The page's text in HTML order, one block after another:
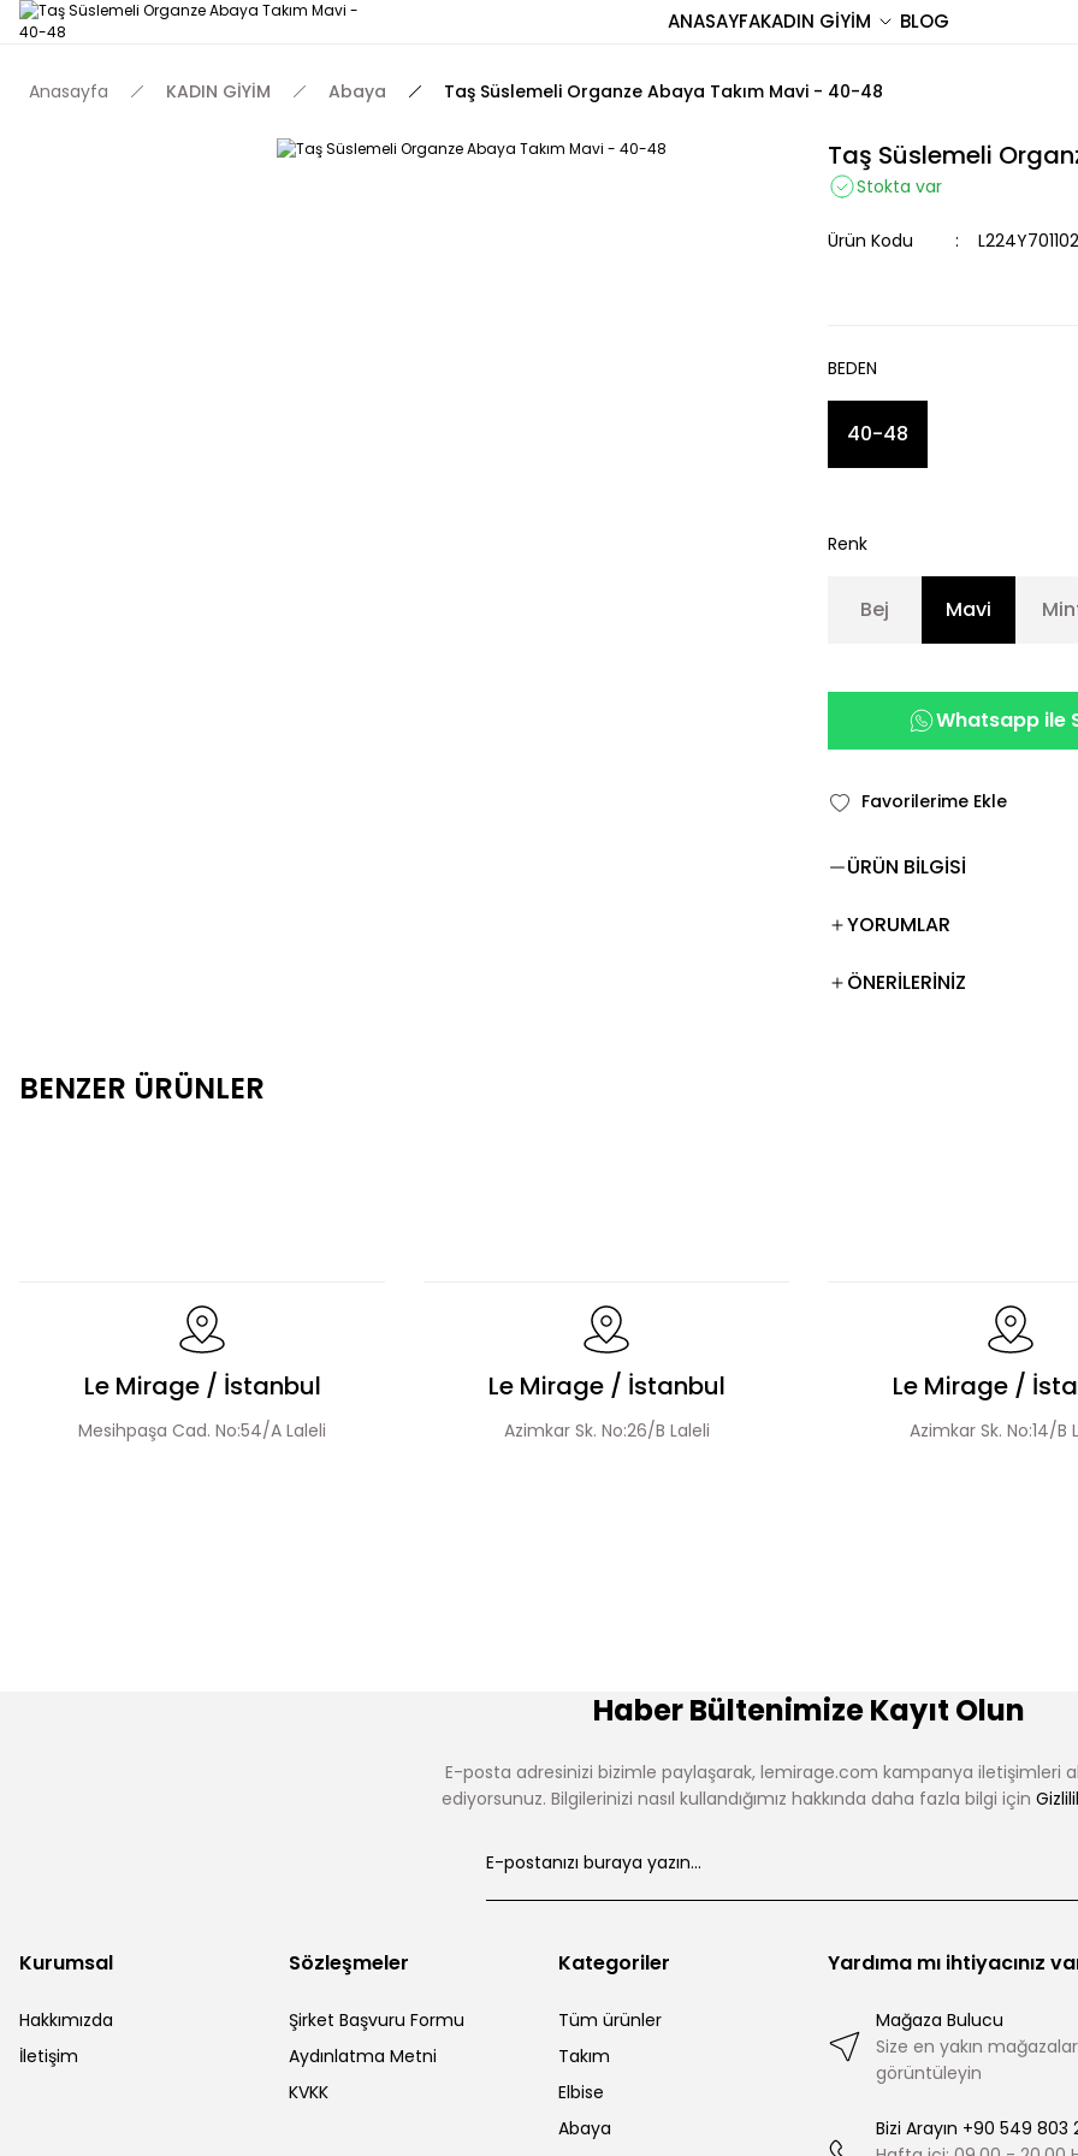
ANASAYFAKADIN GİYİM BLOG
Anasayfa KADIN GİYİM Abaya Taş Süslemeli Organze Abaya Takım Mavi - 40-48
Taş Süslemeli
Stokta var
Ürün Kodu
BEDEN
40-48
Renk
Bej Mavi
Whatsapp ile
ÜRÜN BİLGİSİ
YORUMLAR
ÖNERİLERİNİZ
BENZER ÜRÜNLER
El Yapımı Organze Süslemeli Tensel Abaya Takım Şerit Taş Detaylı Tensel Abaya Takım Organze
Le Mirage / İstanbul
Mesihpaşa Cad. No:54/A Laleli
Le Mirage / İstanbul
Azimkar Sk. No:26/B Laleli
Le Mirage /
Azimkar Sk. No:14/B
Haber Bültenimize Kayıt Olun
E-posta adresinizi bizimle paylaşarak, lemirage.com kampanya iletişimleri
ediyorsunuz. Bilgilerinizi nasıl kullandığımız hakkında daha fazla bilgi için
Kurumsal
Hakkımızda
İletişim
Sözleşmeler
Şirket Başvuru Formu
Aydınlatma Metni
KVKK
Kategoriler
Tüm ürünler
Takım
Elbise
Abaya
Yardıma mı ihtiyacınız
Mağaza Bulucu
Size en yakın
görüntüleyin
Bizi Arayın +90 549 803